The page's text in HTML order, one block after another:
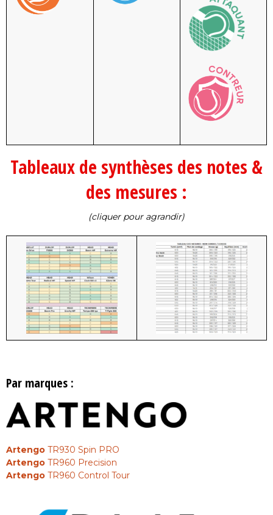
Tableaux de synthèses des notes &
des mesures :
(cliquer pour agrandir)
Par marques :
Artengo TR930 Spin PRO
Artengo TR960 Precision
Artengo TR960 Control Tour